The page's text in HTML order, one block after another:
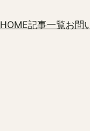
HOME記事一覧お問